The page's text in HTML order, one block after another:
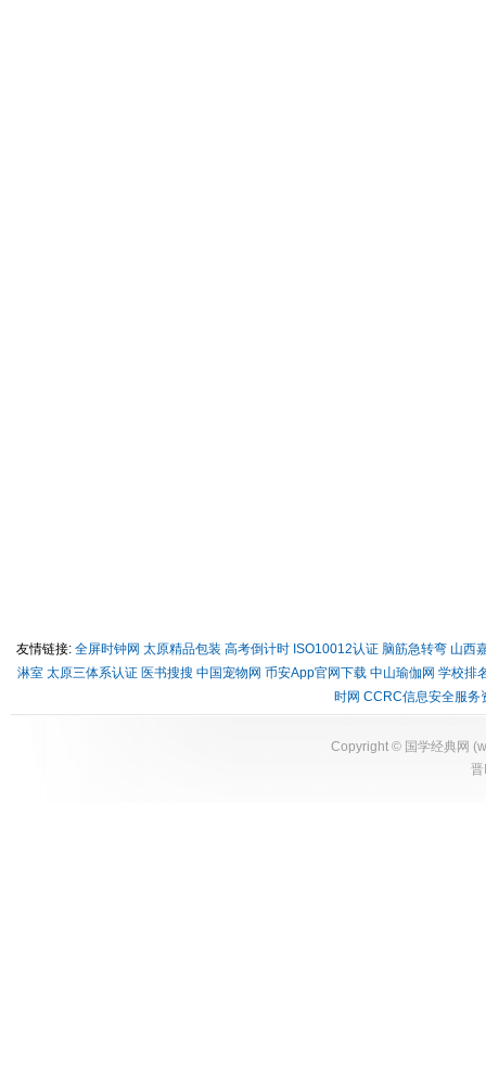
友情链接: 全屏时钟网 太原精品包装 高考倒计时 ISO10012认证 脑筋急转弯 山西
淋室 太原三体系认证 医书搜搜 中国宠物网 币安App官网下载 中山瑜伽网 学校排
时网 CCRC信息安全服务
Copyright © 国学经典网 (